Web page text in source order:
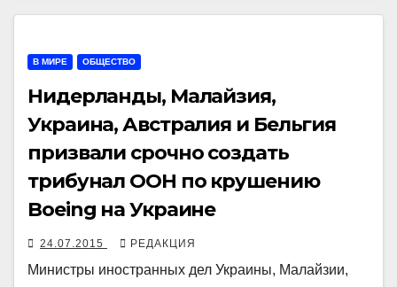
В МИРЕ ОБЩЕСТВО
Нидерланды, Малайзия,
Украина, Австралия и Бельгия
призвали срочно создать
трибунал ООН по крушению
Boeing на Украине
24.07.2015 РЕДАКЦИЯ
Министры иностранных дел Украины, Малайзии,